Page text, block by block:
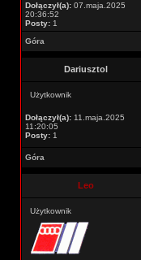
Dołączył(a): 07.maja.2025
20:36:52
Posty: 1
Góra
Dariusztol
Użytkownik
Dołączył(a): 11.maja.2025
11:20:05
Posty: 1
Góra
Leo
Użytkownik